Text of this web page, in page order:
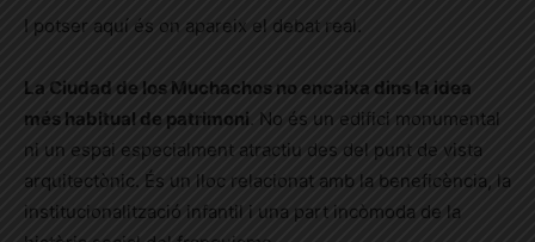
I potser aquí és on apareix el debat real.
La Ciudad de los Muchachos no encaixa dins la idea
més habitual de patrimoni . No és un edifici monumental
ni un espai especialment atractiu des del punt de vista
arquitectònic. És un lloc relacionat amb la beneficència, la
institucionalització infantil i una part incòmoda de la